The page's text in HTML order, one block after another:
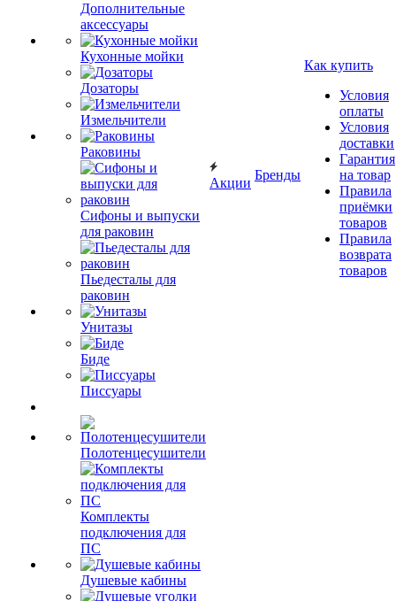
Дополнительные
аксессуары
Кухонные мойки
Дозаторы
Измельчители
Раковины
Сифоны и выпуски
для раковин
Пьедесталы для
раковин
Унитазы
Биде
Писсуары
Полотенцесушители
Комплекты
подключения для
ПС
Душевые кабины
Акции
Бренды
Как купить
Условия
оплаты
Условия
доставки
Гарантия
на товар
Правила
приёмки
товаров
Правила
возврата
товаров